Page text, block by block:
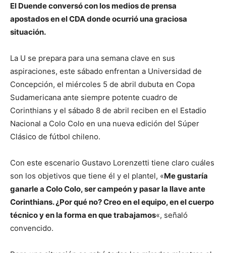
El Duende conversó con los medios de prensa
apostados en el CDA donde ocurrió una graciosa
situación.
La U se prepara para una semana clave en sus
aspiraciones, este sábado enfrentan a Universidad de
Concepción, el miércoles 5 de abril dubuta en Copa
Sudamericana ante siempre potente cuadro de
Corinthians y el sábado 8 de abril reciben en el Estadio
Nacional a Colo Colo en una nueva edición del Súper
Clásico de fútbol chileno.
Con este escenario Gustavo Lorenzetti tiene claro cuáles
son los objetivos que tiene él y el plantel, «Me gustaría
ganarle a Colo Colo, ser campeón y pasar la llave ante
Corinthians. ¿Por qué no? Creo en el equipo, en el cuerpo
técnico y en la forma en que trabajamos«, señaló
convencido.